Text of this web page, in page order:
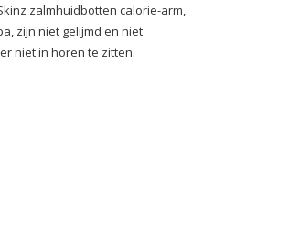
zalmhuidbotten calorie-arm,
zijn niet gelijmd en niet
niet in horen te zitten.